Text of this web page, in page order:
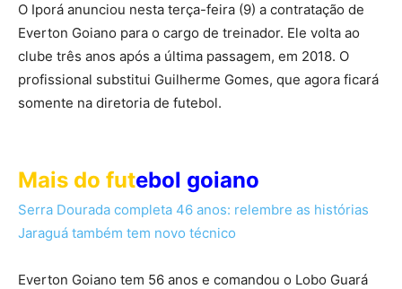
O Iporá anunciou nesta terça-feira (9) a contratação de
Everton Goiano para o cargo de treinador. Ele volta ao
clube três anos após a última passagem, em 2018. O
profissional substitui Guilherme Gomes, que agora ficará
somente na diretoria de futebol.
Mais do futebol goiano
Serra Dourada completa 46 anos: relembre as histórias
Jaraguá também tem novo técnico
Everton Goiano tem 56 anos e comandou o Lobo Guará